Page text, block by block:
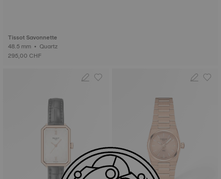
Tissot Savonnette
48.5 mm • Quartz
295,00 CHF